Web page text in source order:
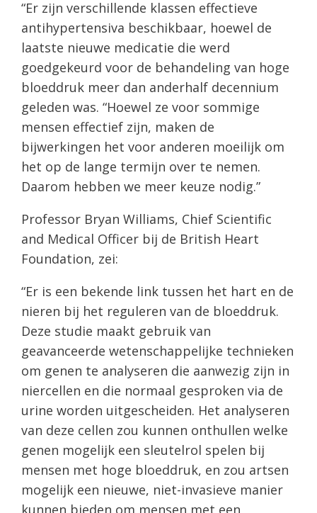
“Er zijn verschillende klassen effectieve
antihypertensiva beschikbaar, hoewel de
laatste nieuwe medicatie die werd
goedgekeurd voor de behandeling van hoge
bloeddruk meer dan anderhalf decennium
geleden was. “Hoewel ze voor sommige
mensen effectief zijn, maken de
bijwerkingen het voor anderen moeilijk om
het op de lange termijn over te nemen.
Daarom hebben we meer keuze nodig.”
Professor Bryan Williams, Chief Scientific
and Medical Officer bij de British Heart
Foundation, zei:
“Er is een bekende link tussen het hart en de
nieren bij het reguleren van de bloeddruk.
Deze studie maakt gebruik van
geavanceerde wetenschappelijke technieken
om genen te analyseren die aanwezig zijn in
niercellen en die normaal gesproken via de
urine worden uitgescheiden. Het analyseren
van deze cellen zou kunnen onthullen welke
genen mogelijk een sleutelrol spelen bij
mensen met hoge bloeddruk, en zou artsen
mogelijk een nieuwe, niet-invasieve manier
kunnen bieden om mensen met een